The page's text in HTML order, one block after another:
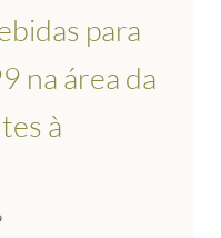
para
na área da
à